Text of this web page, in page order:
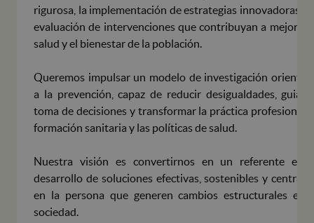
rigurosa, la implementación de estrategias innovadoras y
evaluación de intervenciones que contribuyan a mejorar
salud y el bienestar de la población.
Queremos impulsar un modelo de investigación
a la prevención, capaz de reducir desigualdades, guiar
toma de decisiones y transformar la práctica profesional,
formación sanitaria y las políticas de salud.
Nuestra visión es convertirnos en un referente en
desarrollo de soluciones efectivas, sostenibles y
en la persona que generen cambios estructurales en
sociedad.